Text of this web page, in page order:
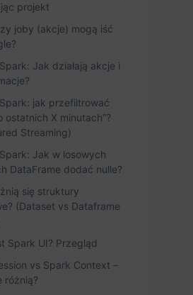
projekt
joby (akcje) mogą iść
Jak działają akcje i
jak przefiltrować
ostatnich X minutach”?
Streaming)
Jak w losowych
DataFrame dodać nulle?
się struktury
(Dataset vs Dataframe
Spark UI? Przegląd
vs Spark Context –
różnią?